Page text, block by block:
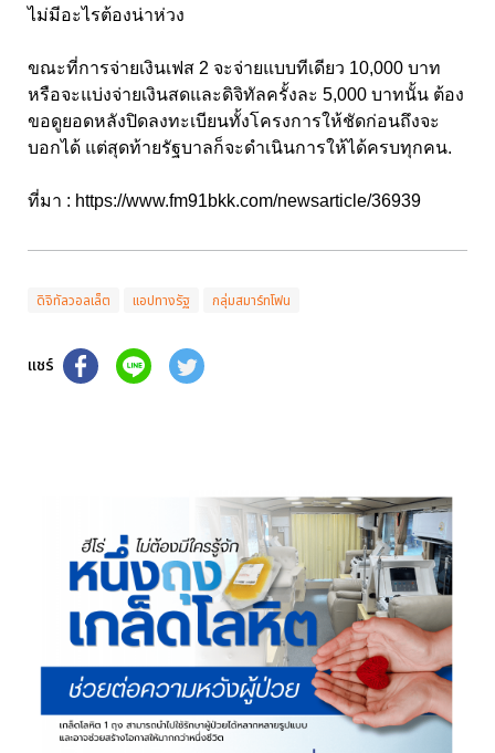
ไม่มีอะไรต้องน่าห่วง
ขณะที่การจ่ายเงินเฟส 2 จะจ่ายแบบทีเดียว 10,000 บาท
หรือจะแบ่งจ่ายเงินสดและดิจิทัลครั้งละ 5,000 บาทนั้น ต้อง
ขอดูยอดหลังปิดลงทะเบียนทั้งโครงการให้ชัดก่อนถึงจะ
บอกได้ แต่สุดท้ายรัฐบาลก็จะดำเนินการให้ได้ครบทุกคน.
ที่มา : https://www.fm91bkk.com/newsarticle/36939
ดิจิทัลวอลเล็ต แอปทางรัฐ กลุ่มสมาร์ทโฟน
แชร์